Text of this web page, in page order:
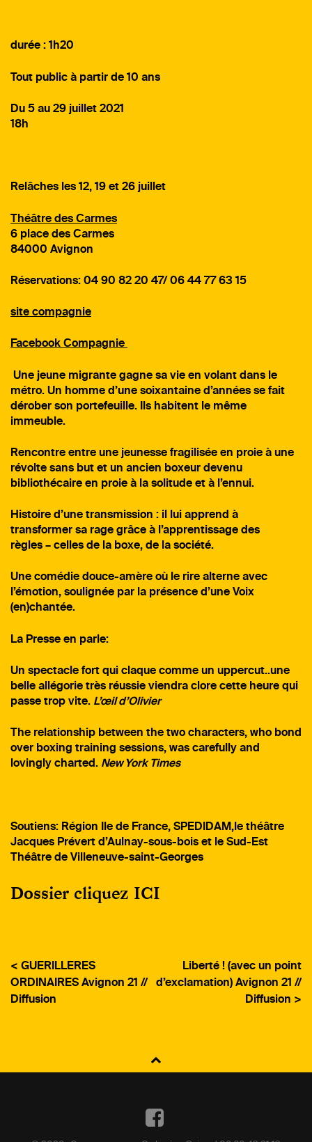
durée : 1h20
Tout public à partir de 10 ans
Du 5 au 29 juillet 2021
18h
Relâches les 12, 19 et 26 juillet
Théâtre des Carmes
6 place des Carmes
84000 Avignon
Réservations: 04 90 82 20 47/ 06 44 77 63 15
site compagnie
Facebook Compagnie
Une jeune migrante gagne sa vie en volant dans le
métro. Un homme d’une soixantaine d’années se fait
dérober son portefeuille. Ils habitent le même
immeuble.
Rencontre entre une jeunesse fragilisée en proie à une
révolte sans but et un ancien boxeur devenu
bibliothécaire en proie à la solitude et à l’ennui.
Histoire d’une transmission : il lui apprend à
transformer sa rage grâce à l’apprentissage des
règles – celles de la boxe, de la société.
Une comédie douce-amère où le rire alterne avec
l’émotion, soulignée par la présence d’une Voix
(en)chantée.
La Presse en parle:
Un spectacle fort qui claque comme un uppercut..une
belle allégorie très réussie viendra clore cette heure qui
passe trop vite. L’œil d’Olivier
The relationship between the two characters, who bond
over boxing training sessions, was carefully and
lovingly charted. New York Times
Soutiens: Région Ile de France, SPEDIDAM,le théâtre
Jacques Prévert d’Aulnay-sous-bois et le Sud-Est
Théâtre de Villeneuve-saint-Georges
Dossier cliquez ICI
DE
< GUERILLERES
ORDINAIRES Avignon 21 //
Diffusion
Liberté ! (avec un point
d’exclamation) Avignon 21 //
Diffusion >
Facebook